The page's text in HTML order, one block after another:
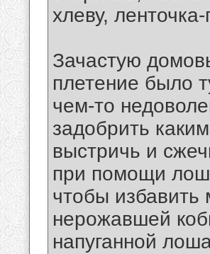
хлеву,
Зачастую
плетение было
чем-то
задобрить
выстричь и
при помощи
чтобы избавить
нерожавшей
напуганной